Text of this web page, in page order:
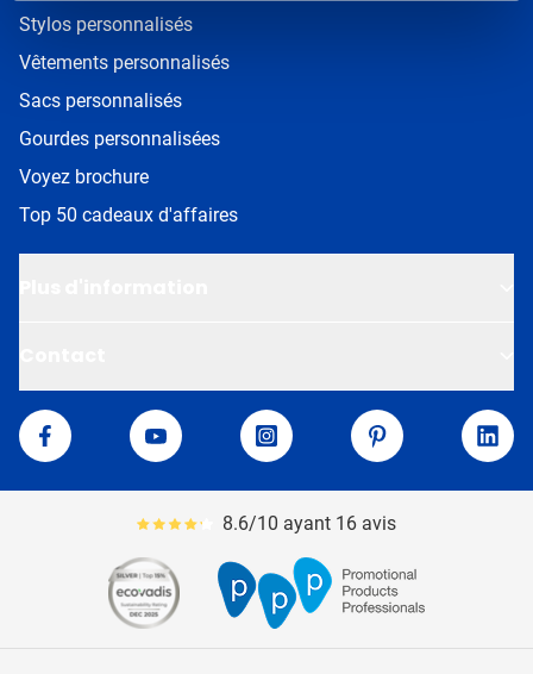
Stylos personnalisés
Vêtements personnalisés
Sacs personnalisés
Gourdes personnalisées
Voyez brochure
Top 50 cadeaux d'affaires
Van Helden
Facebook
YouTube Instagram Pinterest
Le pourcentage moyen d'avis est de 86
8.6/10 ayant 16 avis